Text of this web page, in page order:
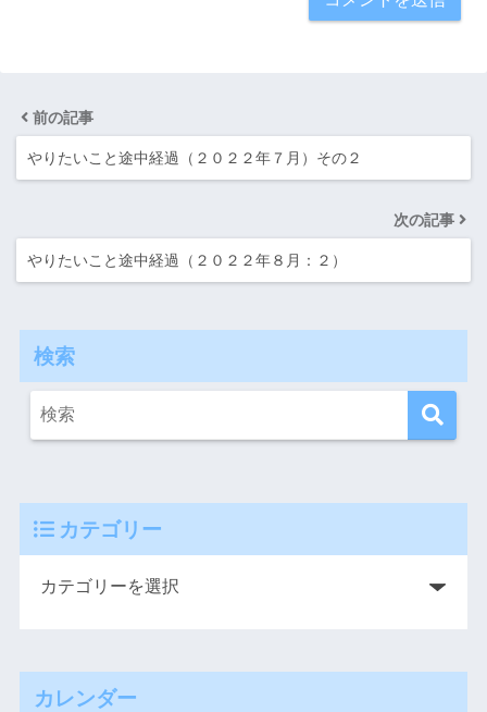
前の記事
やりたいこと途中経過（２０２２年７月）その２
次の記事
やりたいこと途中経過（２０２２年８月：２）
検索
カテゴリー
カレンダー